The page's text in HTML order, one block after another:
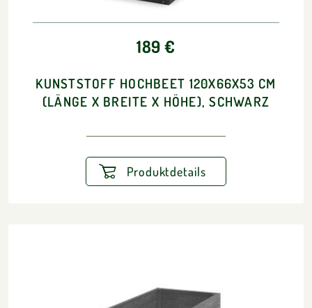
189 €
KUNSTSTOFF HOCHBEET 120X66X53 CM
(LÄNGE X BREITE X HÖHE), SCHWARZ
Produktdetails